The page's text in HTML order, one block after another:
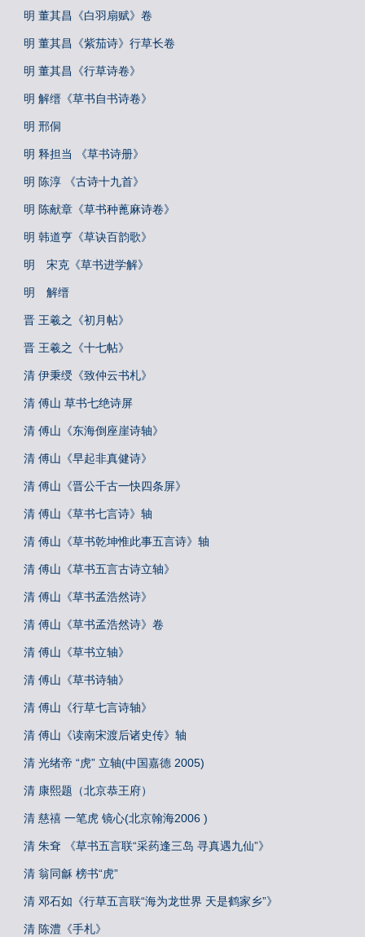
明 董其昌《白羽扇赋》卷
明 董其昌《紫茄诗》行草长卷
明 董其昌《行草诗卷》
明 解缙《草书自书诗卷》
明 邢侗
明 释担当 《草书诗册》
明 陈淳 《古诗十九首》
明 陈献章《草书种蓖麻诗卷》
明 韩道亨《草诀百韵歌》
明 宋克《草书进学解》
明 解缙
晋 王羲之《初月帖》
晋 王羲之《十七帖》
清 伊秉绶《致仲云书札》
清 傅山 草书七绝诗屏
清 傅山《东海倒座崖诗轴》
清 傅山《早起非真健诗》
清 傅山《晋公千古一快四条屏》
清 傅山《草书七言诗》轴
清 傅山《草书乾坤惟此事五言诗》轴
清 傅山《草书五言古诗立轴》
清 傅山《草书孟浩然诗》
清 傅山《草书孟浩然诗》卷
清 傅山《草书立轴》
清 傅山《草书诗轴》
清 傅山《行草七言诗轴》
清 傅山《读南宋渡后诸史传》轴
清 光绪帝 “虎” 立轴(中国嘉德 2005)
清 康熙题（北京恭王府）
清 慈禧 一笔虎 镜心(北京翰海2006 )
清 朱耷 《草书五言联“采药逢三岛 寻真遇九仙”》
清 翁同龢 榜书“虎”
清 邓石如《行草五言联“海为龙世界 天是鹤家乡”》
清 陈澧《手札》